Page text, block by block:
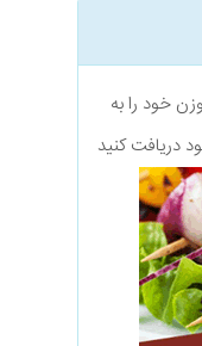
خود را به
دریافت کنید